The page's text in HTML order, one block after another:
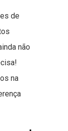
de
não
na